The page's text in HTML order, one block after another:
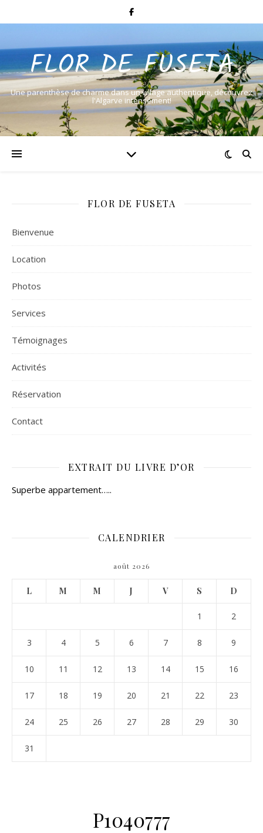
FLOR DE FUSETA
Une parenthèse de charme dans un village authentique, découvrez
l'Algarve intensément!
FLOR DE FUSETA
Bienvenue
Location
Photos
Services
Témoignages
Activités
Réservation
Contact
EXTRAIT DU LIVRE D’OR
Superbe appartement…..
CALENDRIER
août 2026
L M M J V S D
1 2
3 4 5 6 7 8 9
10 11 12 13 14 15 16
17 18 19 20 21 22 23
24 25 26 27 28 29 30
31
P1040777